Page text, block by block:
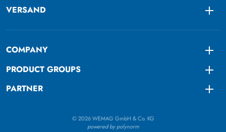
VERSAND
COMPANY
PRODUCT GROUPS
PARTNER
© 2026 WEMAG GmbH & Co. KG
powered by polynorm